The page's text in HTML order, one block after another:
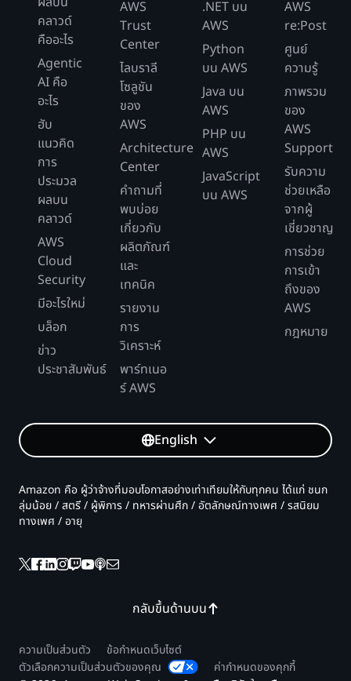
คลาวด์
คืออะไร
Agentic
AI คือ
อะไร
ฮับ
แนวคิด
การ
ประมวล
ผลบน
คลาวด์
AWS
Cloud
Security
มีอะไรใหม่
บล็อก
ข่าว
ประชาสัมพันธ์
AWS
Trust
Center
ไลบราลี
โซลูชัน
ของ
AWS
Architecture
Center
คำถามที่
พบบ่อย
เกี่ยวกับ
ผลิตภัณฑ์
และ
เทคนิค
รายงาน
การ
วิเคราะห์
พาร์ทเนอ
ร์ AWS
.NET บน
AWS
Python
บน AWS
Java บน
AWS
PHP บน
AWS
JavaScript
บน AWS
AWS
re:Post
ศูนย์
ความรู้
ภาพรวม
ของ
AWS
Support
รับความ
ช่วยเหลือ
จากผู้
เชี่ยวชาญ
การช่วย
การเข้า
ถึงของ
AWS
กฎหมาย
English
กลับขึ้นด้านบน
Amazon คือ ผู้ว่าจ้างที่มอบโอกาสอย่างเท่าเทียมให้กับทุกคน ได้แก่ ชนก
ลุ่มน้อย / สตรี / ผู้พิการ / ทหารผ่านศึก / อัตลักษณ์ทางเพศ / รสนิยม
ทางเพศ / อายุ
ความเป็นส่วนตัว
ข้อกำหนดเว็บไซต์
ตัวเลือกความเป็นส่วนตัวของคุณ
ค่ากำหนดของคุกกี้